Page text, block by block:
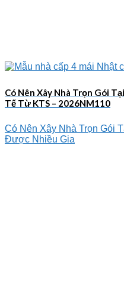
Có Nên Xây Nhà Trọn Gói
Tế Từ KTS – 2026NM110
Có Nên Xây Nhà Trọn Gói
Được Nhiều Gia